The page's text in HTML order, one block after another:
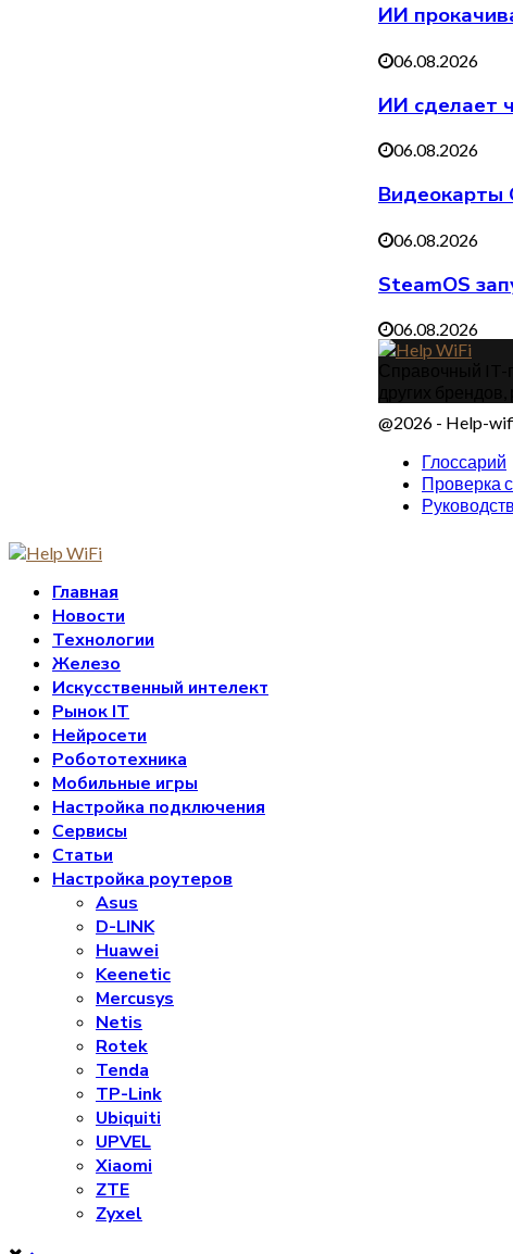
ИИ
06.08.2026
ИИ сделает
06.08.2026
Видеокарты
06.08.2026
SteamOS
06.08.2026
@2026 - Help-
Глоссарий
Проверка
Главная
Новости
Технологии
Железо
Искусственный интелект
Рынок IT
Нейросети
Робототехника
Мобильные игры
Настройка подключения
Сервисы
Статьи
Настройка роутеров
Asus
D-LINK
Huawei
Keenetic
Mercusys
Netis
Rotek
Tenda
TP-Link
Ubiquiti
UPVEL
Xiaomi
ZTE
Zyxel